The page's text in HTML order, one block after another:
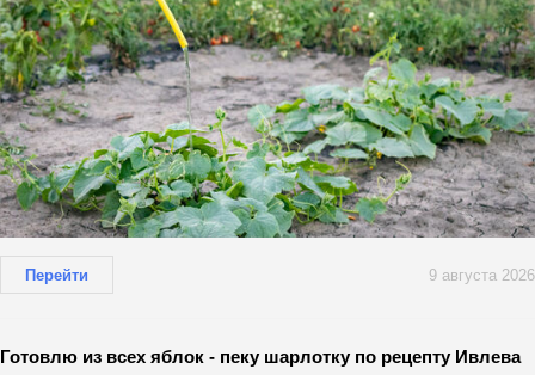
Перейти 9 августа 2026
Готовлю из всех яблок - пеку шарлотку по рецепту Ивлева